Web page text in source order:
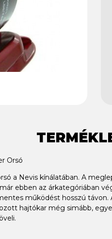
Orsó
a Nevis kínálatában. A
ebben az árkategóriában
működést hosszú
hajtókar még simább,